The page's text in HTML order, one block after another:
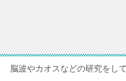
脳波やカオスなどの研究をし